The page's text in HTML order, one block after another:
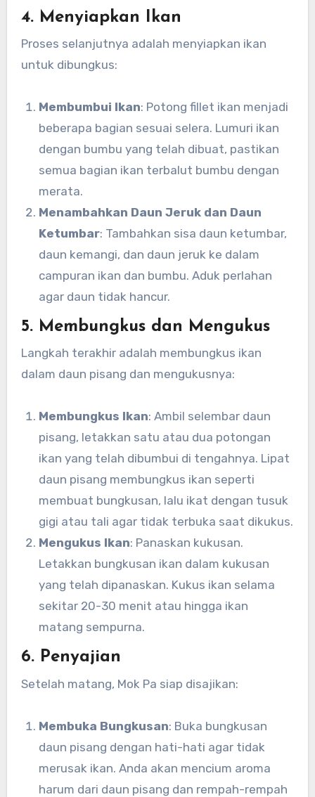
4. Menyiapkan Ikan
Proses selanjutnya adalah menyiapkan ikan
untuk dibungkus:
Membumbui Ikan: Potong fillet ikan menjadi
beberapa bagian sesuai selera. Lumuri ikan
dengan bumbu yang telah dibuat, pastikan
semua bagian ikan terbalut bumbu dengan
merata.
Menambahkan Daun Jeruk dan Daun
Ketumbar: Tambahkan sisa daun ketumbar,
daun kemangi, dan daun jeruk ke dalam
campuran ikan dan bumbu. Aduk perlahan
agar daun tidak hancur.
5. Membungkus dan Mengukus
Langkah terakhir adalah membungkus ikan
dalam daun pisang dan mengukusnya:
Membungkus Ikan: Ambil selembar daun
pisang, letakkan satu atau dua potongan
ikan yang telah dibumbui di tengahnya. Lipat
daun pisang membungkus ikan seperti
membuat bungkusan, lalu ikat dengan tusuk
gigi atau tali agar tidak terbuka saat dikukus.
Mengukus Ikan: Panaskan kukusan.
Letakkan bungkusan ikan dalam kukusan
yang telah dipanaskan. Kukus ikan selama
sekitar 20-30 menit atau hingga ikan
matang sempurna.
6. Penyajian
Setelah matang, Mok Pa siap disajikan:
Membuka Bungkusan: Buka bungkusan
daun pisang dengan hati-hati agar tidak
merusak ikan. Anda akan mencium aroma
harum dari daun pisang dan rempah-rempah